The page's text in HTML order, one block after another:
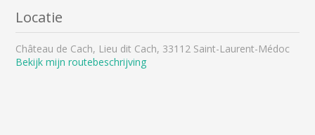
Locatie
Château de Cach, Lieu dit Cach, 33112 Saint-Laurent-Médoc
Bekijk mijn routebeschrijving